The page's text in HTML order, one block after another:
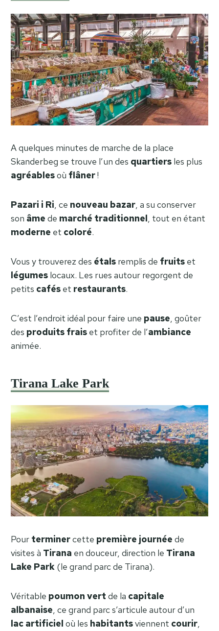
A quelques minutes de marche de la place
Skanderbeg se trouve l’un des quartiers les plus
agréablesoù flâner!
Pazari i Ri, ce nouveau bazar, a su conserver
son âme de marché traditionnel, tout en étant
moderne et coloré.
Vous y trouverez des étals remplis de fruits et
légumes locaux. Les rues autour regorgent de
petits cafés et restaurants.
C’est l’endroit idéal pour faire une pause, goûter
des produits frais et profiter de l’ambiance
animée.
Tirana Lake Park
Pour terminercette première journée de
visites à Tirana en douceur, direction le Tirana
Lake Park (le grand parc de Tirana).
Véritable poumon vert de la capitale
albanaise , ce grand parc s’articule autour d’un
lac artificiel où les habitantsviennent courir